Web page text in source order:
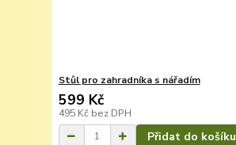
Stůl pro zahradníka s nářadím
599 Kč
495 Kč bez DPH
Přidat do košíku